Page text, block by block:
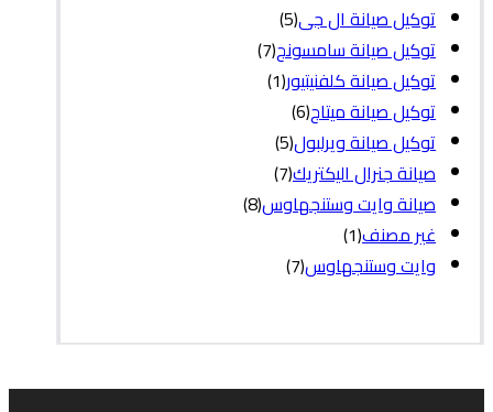
توكيل صيانة ال جى(5)
توكيل صيانة سامسونج(7)
توكيل صيانة كلفنيتيور(1)
توكيل صيانة ميتاج(6)
توكيل صيانة ويرلبول(5)
صيانة جنرال اليكتريك(7)
صيانة وايت وستنجهاوس(8)
غير مصنف(1)
وايت وستنجهاوس(7)